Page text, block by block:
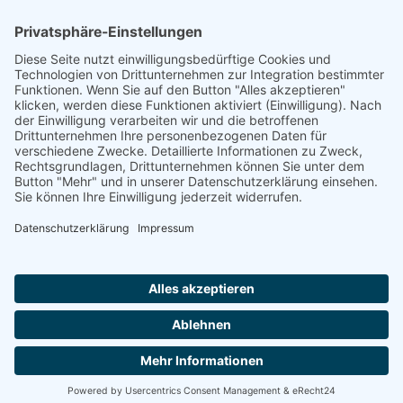
Footer
Cookie-Einstellungen Datenschutz
Impressum
intern
by